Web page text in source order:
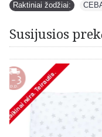
Raktiniai žodžiai:
Susijusios